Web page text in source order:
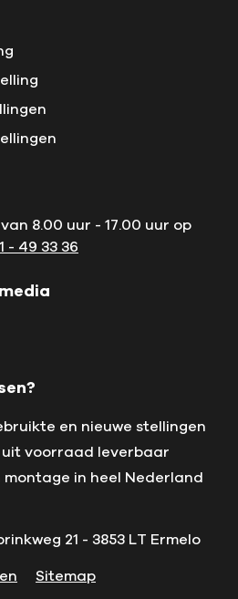
8.00 uur - 17.00 uur op
- 49 33 36
Facebook
op Twitterop Marktplaats
L.P. Petersen op LinkedIn
en nieuwe stellingen
voorraad leverbaar
in heel Nederland
21 - 3853 LT Ermelo
Sitemap